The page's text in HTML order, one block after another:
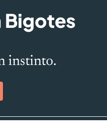
Bigotes
instinto.